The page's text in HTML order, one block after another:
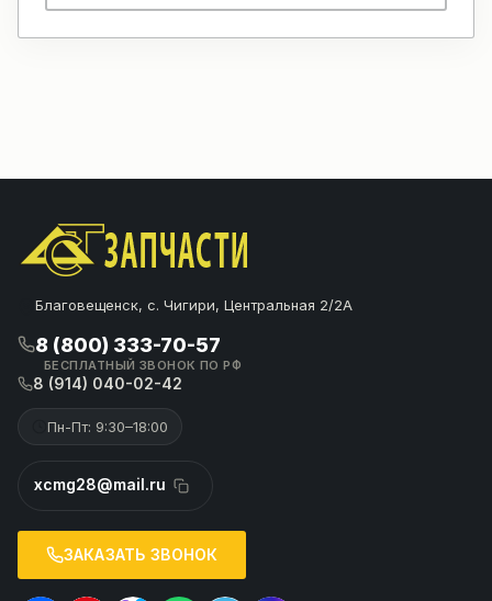
Благовещенск, с. Чигири, Центральная 2/2А
8 (800) 333-70-57
БЕСПЛАТНЫЙ ЗВОНОК ПО РФ
8 (914) 040-02-42
Пн-Пт: 9:30–18:00
xcmg28@mail.ru
ЗАКАЗАТЬ ЗВОНОК